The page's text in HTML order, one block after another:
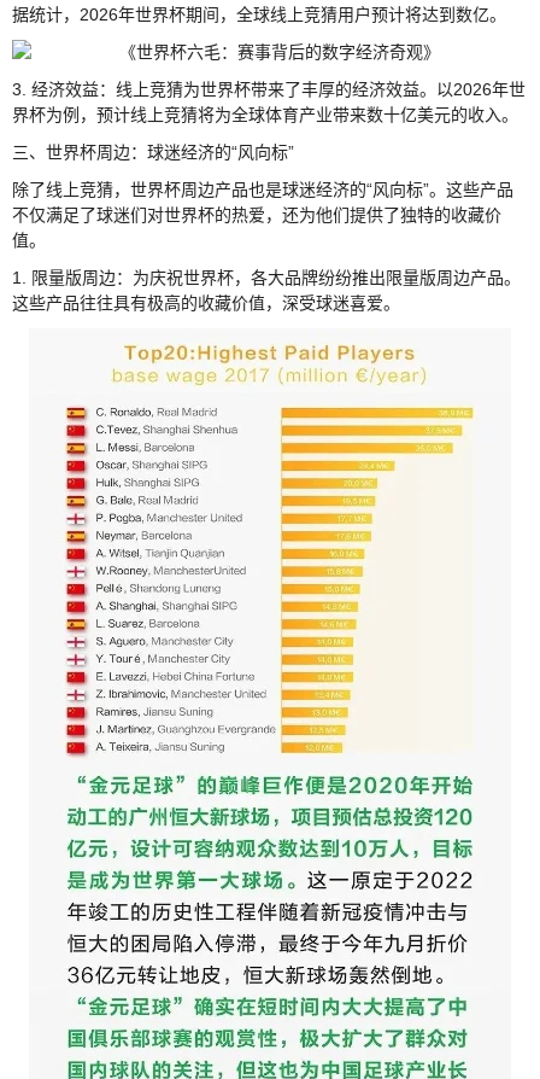
据统计，2026年世界杯期间，全球线上竞猜用户预计将达到数亿。
3. 经济效益：线上竞猜为世界杯带来了丰厚的经济效益。以2026年世
界杯为例，预计线上竞猜将为全球体育产业带来数十亿美元的收入。
三、世界杯周边：球迷经济的“风向标”
除了线上竞猜，世界杯周边产品也是球迷经济的“风向标”。这些产品
不仅满足了球迷们对世界杯的热爱，还为他们提供了独特的收藏价
值。
1. 限量版周边：为庆祝世界杯，各大品牌纷纷推出限量版周边产品。
这些产品往往具有极高的收藏价值，深受球迷喜爱。